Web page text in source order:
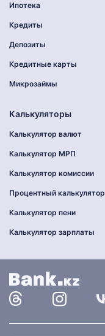
Ипотека
Кредиты
Депозиты
Кредитные карты
Микрозаймы
Калькуляторы
Калькулятор валют
Калькулятор МРП
Калькулятор комиссии
Процентный калькулятор
Калькулятор пени
Калькулятор зарплаты